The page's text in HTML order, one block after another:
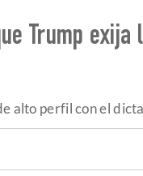
Trump
alto perfil con el